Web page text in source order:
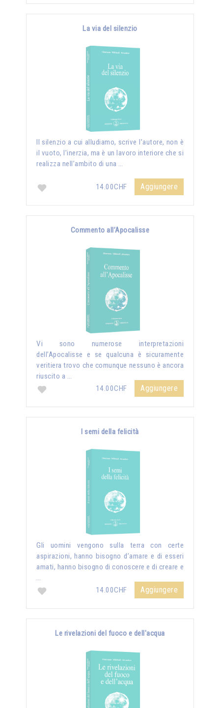
La via del silenzio
II silenzio a cui alludiamo, scrive l’autore, non è
il vuoto, l’inerzia, ma è un lavoro interiore che si
realizza nell’ambito di una …
14.00CHF Aggiungere
Commento all’Apocalisse
Vi sono numerose interpretazioni
dell’Apocalisse e se qualcuna è sicuramente
veritiera trovo che comunque nessuno è ancora
riuscito a …
14.00CHF
Aggiungere
I semi della felicità
Gli uomini vengono sulla terra con certe
aspirazioni, hanno bisogno d’amare e di esseri
amati, hanno bisogno di conoscere e di creare e
…
14.00CHF
Aggiungere
Le rivelazioni del fuoco e dell'acqua